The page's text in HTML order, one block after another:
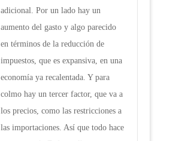
adicional. Por un lado hay un
aumento del gasto y algo parecido
en términos de la reducción de
impuestos, que es expansiva, en una
economía ya recalentada. Y para
colmo hay un tercer factor, que va a
los precios, como las restricciones a
las importaciones. Así que todo hace